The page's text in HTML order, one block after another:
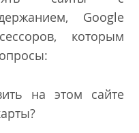
Google
которым
на этом сайте